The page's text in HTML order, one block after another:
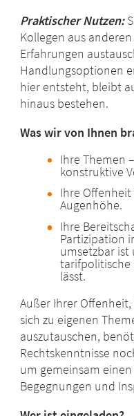
Praktischer Nutzen:
Kollegen aus
Erfahrungen
Handlungsoptionen
hier entsteht, bleibt
hinaus bestehen.
Was wir von Ihnen
Ihre Themen
konstruktive
Ihre
Augenhöhe.
Ihre
Partizipation
umsetzbar
tarifpolitische
lässt.
Außer Ihrer
sich zu eigenen
auszutauschen,
Rechtskenntnisse
um gemeinsam
Begegnungen und